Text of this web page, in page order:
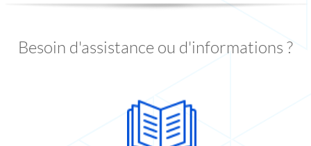
Besoin d'assistance ou d'informations ?